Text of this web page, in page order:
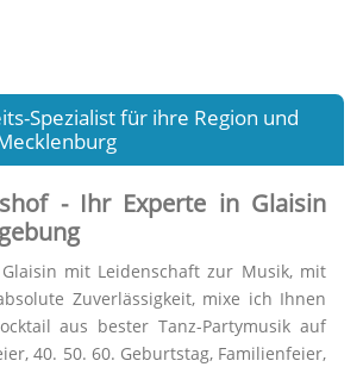
Spezialist für ihre Region und
- Ihr Experte in Glaisin
Glaisin mit Leidenschaft zur Musik, mit
Zuverlässigkeit, mixe ich Ihnen
aus bester Tanz-Partymusik auf
40. 50. 60. Geburtstag, Familienfeier,